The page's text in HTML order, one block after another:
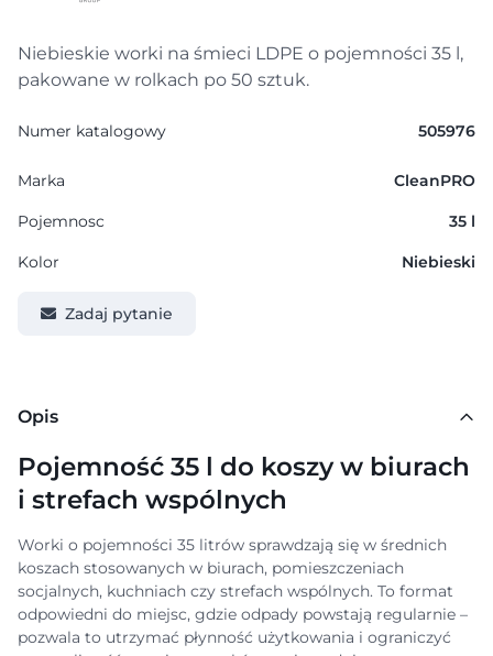
Niebieskie worki na śmieci LDPE o pojemności 35 l,
pakowane w rolkach po 50 sztuk.
Numer katalogowy 505976
Marka CleanPRO
Pojemnosc 35 l
Kolor Niebieski
Zadaj pytanie
Opis
Pojemność 35 l do koszy w biurach
i strefach wspólnych
Worki o pojemności 35 litrów sprawdzają się w średnich
koszach stosowanych w biurach, pomieszczeniach
socjalnych, kuchniach czy strefach wspólnych. To format
odpowiedni do miejsc, gdzie odpady powstają regularnie –
pozwala to utrzymać płynność użytkowania i ograniczyć